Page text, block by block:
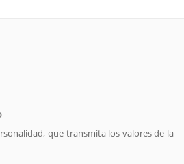
que transmita los valores de la